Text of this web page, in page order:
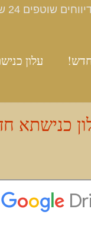
עלון
כנישתא